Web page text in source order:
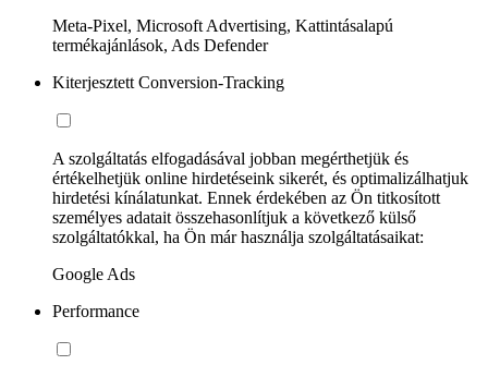
Meta-Pixel, Microsoft Advertising, Kattintásalapú
termékajánlások, Ads Defender
Kiterjesztett Conversion-Tracking
A szolgáltatás elfogadásával jobban megérthetjük és
értékelhetjük online hirdetéseink sikerét, és optimalizálhatjuk
hirdetési kínálatunkat. Ennek érdekében az Ön titkosított
személyes adatait összehasonlítjuk a következő külső
szolgáltatókkal, ha Ön már használja szolgáltatásaikat:
Google Ads
Performance